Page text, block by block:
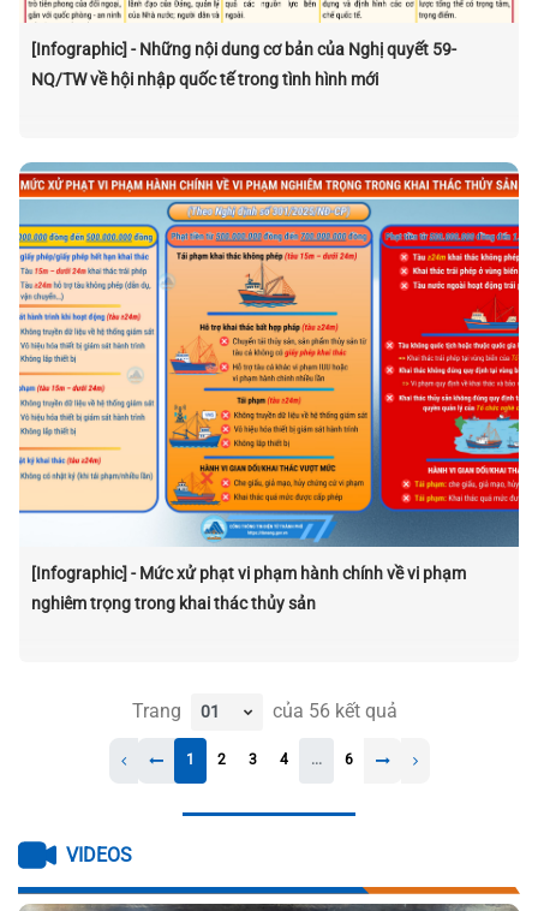
[Infographic] - Những nội dung cơ bản của Nghị quyết 59-
NQ/TW về hội nhập quốc tế trong tình hình mới
[Infographic] - Mức xử phạt vi phạm hành chính về vi phạm
nghiêm trọng trong khai thác thủy sản
Trang của 56 kết quả
1 2 3 4 ... 6
VIDEOS